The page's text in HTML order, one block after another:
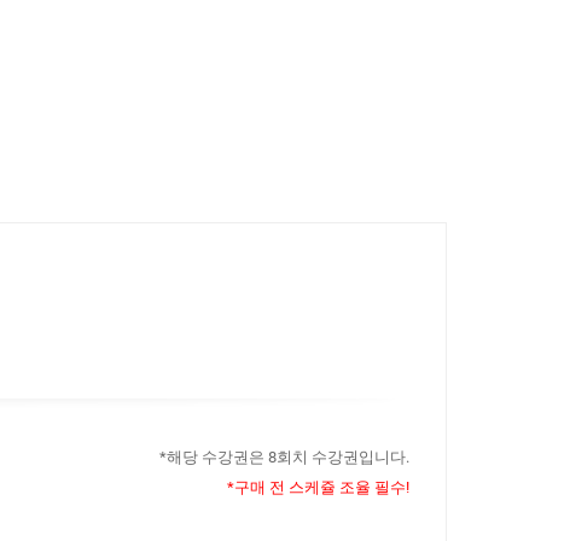
*해당 수강권은 8회치 수강권입니다.
*구매 전 스케쥴 조율 필수!